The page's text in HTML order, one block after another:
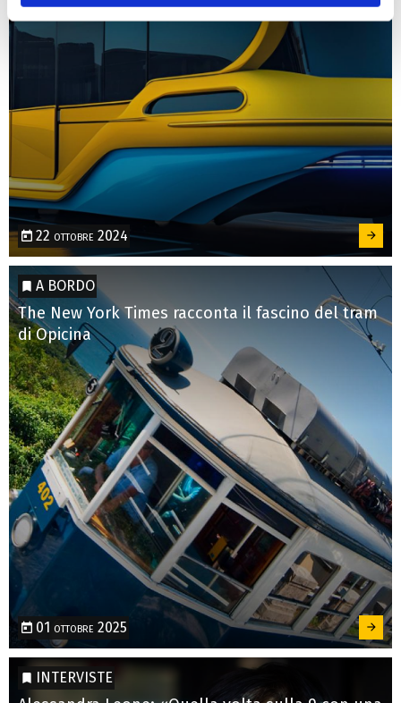
22 ottobre 2024
A BORDO
The New York Times racconta il fascino del tram
di Opicina
01 ottobre 2025
INTERVISTE